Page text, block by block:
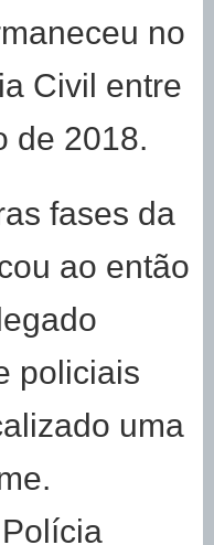
no
Civil entre
de 2018.
fases da
ao então
policiais
uma